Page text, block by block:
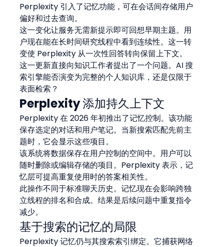
Perplexity 引入了记忆功能，可在会话间存储用户
偏好和过去查询。
这一变化让服务无需新提示即可回想早期主题。用
户现在能在长时间研究线程中看到连续性。这一转
变使 Perplexity 从一次性回答转向保留上下文。
这一更新直接向知识工作者提出了一个问题。AI 搜
索引擎能否演变为完整的个人知识库，还是仅限于
表面检索？
Perplexity 添加持久上下文
Perplexity 在 2026 年初推出了记忆控制。该功能
保存选定的对话和用户笔记。当新搜索匹配先前主
题时，它会显示这些项目。
该系统将数据保存在用户控制的空间中。用户可以
随时删除或编辑存储的项目。Perplexity 表示，记
忆层可提高重复使用时的答案相关性。
此操作不同于标准聊天历史。记忆现在会影响跨独
立线程的排名和合成。结果是后续问题中重复指令
减少。
基于搜索的记忆的局限
Perplexity 记忆仍与其搜索索引绑定。它捕获网络